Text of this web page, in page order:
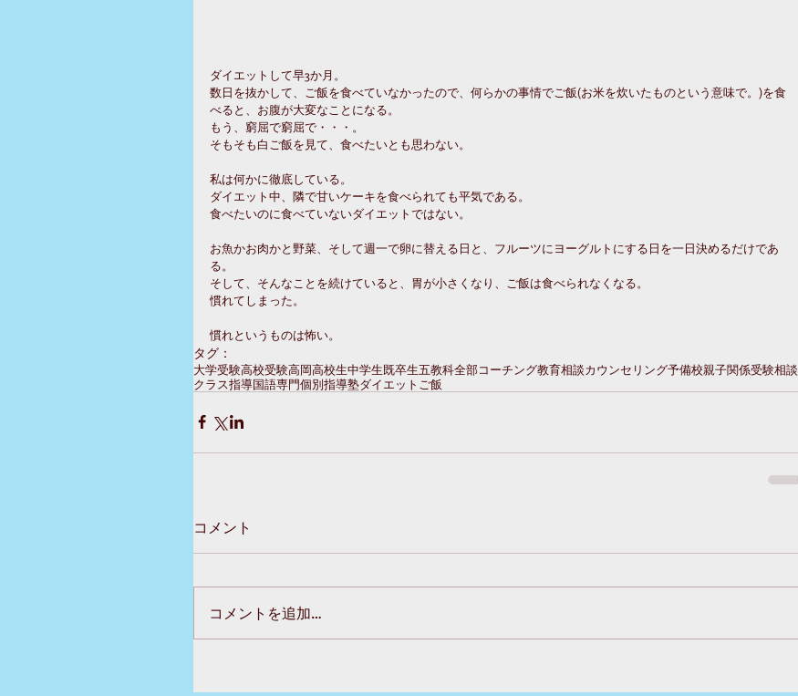
ダイエットして早3か月。
数日を抜かして、ご飯を食べていなかったので、何らかの事情でご飯(お米を炊いたものという意味で。)を食
べると、お腹が大変なことになる。
もう、窮屈で窮屈で・・・。
そもそも白ご飯を見て、食べたいとも思わない。
私は何かに徹底している。
ダイエット中、隣で甘いケーキを食べられても平気である。
食べたいのに食べていないダイエットではない。
お魚かお肉かと野菜、そして週一で卵に替える日と、フルーツにヨーグルトにする日を一日決めるだけであ
る。
そして、そんなことを続けていると、胃が小さくなり、ご飯は食べられなくなる。
慣れてしまった。
慣れというものは怖い。
タグ：
大学受験高校受験高岡高校生中学生既卒生五教科全部コーチング教育相談カウンセリング予備校親子関係受験相談
クラス指導国語専門個別指導塾ダイエット ご飯
コメント
コメントを追加…